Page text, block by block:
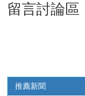
留言討論區
推薦新聞